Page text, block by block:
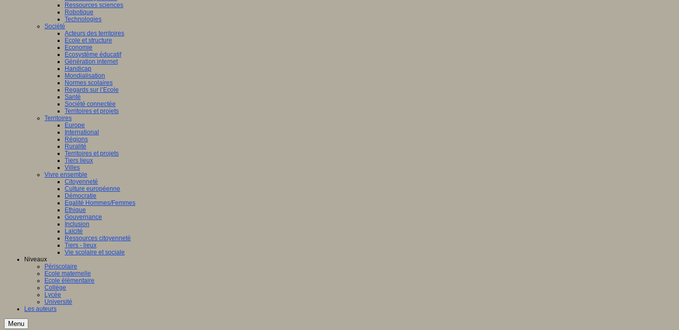
Ressources sciences
Robotique
Technologies
Société
Acteurs des territoires
Ecole et structure
Economie
Ecosystème éducatif
Génération internet
Handicap
Mondialisation
Normes scolaires
Regards sur l’Ecole
Santé
Société connectée
Territoires et projets
Territoires
Europe
International
Régions
Ruralité
Territoires et projets
Tiers lieux
Villes
Vivre ensemble
Citoyenneté
Culture européenne
Démocratie
Egalité Hommes/Femmes
Ethique
Gouvernance
Inclusion
Laïcité
Ressources citoyenneté
Tiers - lieux
Vie scolaire et sociale
Niveaux
Périscolaire
Ecole maternelle
Ecole élémentaire
Collège
Lycée
Université
Les auteurs
Menu